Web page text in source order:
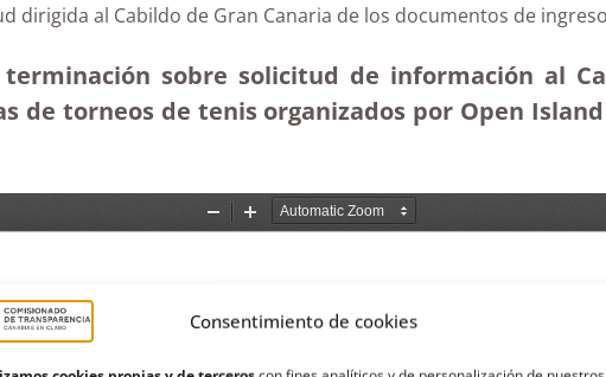
Consentimiento de cookies
dirigida al Cabildo de Gran Canaria de los documentos de
sobre solicitud de información al
de torneos de tenis organizados por Open Island